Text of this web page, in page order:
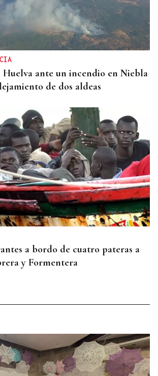
Huelva ante un incendio en Niebla
de dos aldeas
a bordo de cuatro pateras a
y Formentera